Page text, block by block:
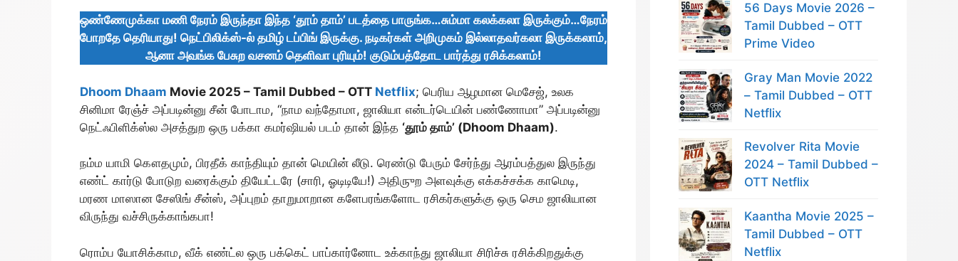
ஒண்ணேமுக்கா மணி நேரம் இருந்தா இந்த ‘தூம் தாம்’ படத்தை பாருங்க…சும்மா கலக்கலா இருக்கும்…நேரம்
போறதே தெரியாது! நெட்பிலிக்ஸ்-ல் தமிழ் டப்பிங் இருக்கு. நடிகர்கள் அறிமுகம் இல்லாதவர்கலா இருக்கலாம்,
ஆனா அவங்க பேசுற வசனம் தெளிவா புரியும்! குடும்பத்தோட பார்த்து ரசிக்கலாம்!
Dhoom Dhaam Movie 2025 – Tamil Dubbed – OTT Netflix; பெரிய ஆழமான மெசேஜ், உலக
சினிமா ரேஞ்ச் அப்படின்னு சீன் போடாம, “நாம வந்தோமா, ஜாலியா என்டர்டெயின் பண்ணோமா” அப்படின்னு
நெட்ஃபிளிக்ஸ்ல அசத்துற ஒரு பக்கா கமர்ஷியல் படம் தான் இந்த ‘தூம் தாம்’ (Dhoom Dhaam).
நம்ம யாமி கௌதமும், பிரதீக் காந்தியும் தான் மெயின் லீடு. ரெண்டு பேரும் சேர்ந்து ஆரம்பத்துல இருந்து
எண்ட் கார்டு போடுற வரைக்கும் தியேட்டரே (சாரி, ஓடிடியே!) அதிருுற அளவுக்கு எக்கச்சக்க காமெடி,
மரண மாஸான சேஸிங் சீன்ஸ், அப்புறம் தாறுமாறான களேபரங்களோட ரசிகர்களுக்கு ஒரு செம ஜாலியான
விருந்து வச்சிருக்காங்கபா!
ரொம்ப யோசிக்காம, வீக் எண்ட்ல ஒரு பக்கெட் பாப்கார்னோட உக்காந்து ஜாலியா சிரிச்சு ரசிக்கிறதுக்கு
56 Days Movie 2026 –
Tamil Dubbed – OTT
Prime Video
Gray Man Movie 2022
– Tamil Dubbed – OTT
Netflix
Revolver Rita Movie
2024 – Tamil Dubbed –
OTT Netflix
Kaantha Movie 2025 –
Tamil Dubbed – OTT
Netflix